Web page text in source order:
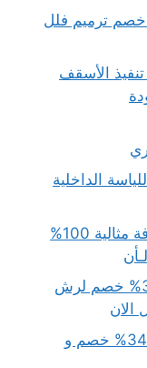
عامة بالرياض..بـ23%خصم ترميم فلل
الأسقف
اللياسة الداخلية
شركة تنظيف بالخرج خصم 45%لنظافة مثالية 100%
شركة مكافحة حشرات بالمجمعة بـ33% خصم لرش
شركة مكافحة حشرات بالمزاحمية بـ 34% خصم و